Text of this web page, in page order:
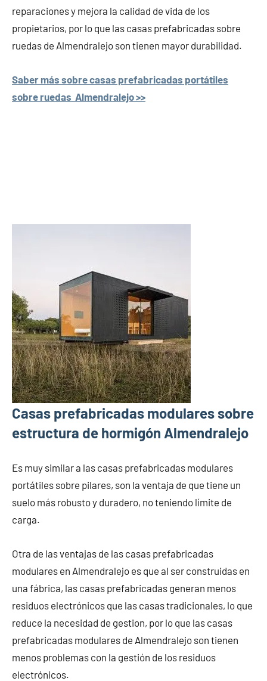
reparaciones y mejora la calidad de vida de los
propietarios, por lo que las casas prefabricadas sobre
ruedas de Almendralejo son tienen mayor durabilidad.
Saber más sobre casas prefabricadas portátiles
sobre ruedas Almendralejo >>
Casas prefabricadas modulares sobre
estructura de hormigón Almendralejo
Es muy similar a las casas prefabricadas modulares
portátiles sobre pilares, son la ventaja de que tiene un
suelo más robusto y duradero, no teniendo límite de
carga.
Otra de las ventajas de las casas prefabricadas
modulares en Almendralejo es que al ser construidas en
una fábrica, las casas prefabricadas generan menos
residuos electrónicos que las casas tradicionales, lo que
reduce la necesidad de gestion, por lo que las casas
prefabricadas modulares de Almendralejo son tienen
menos problemas con la gestión de los residuos
electrónicos.